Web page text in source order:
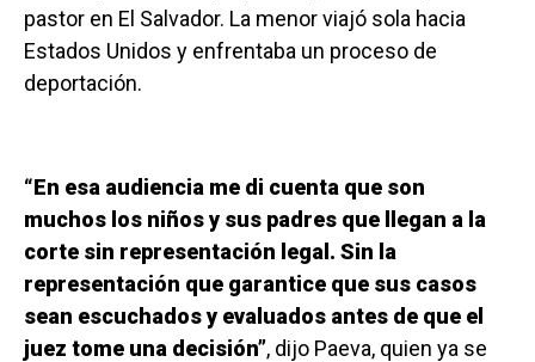
pastor en El Salvador. La menor viajó sola hacia
Estados Unidos y enfrentaba un proceso de
deportación.
“En esa audiencia me di cuenta que son
muchos los niños y sus padres que llegan a la
corte sin representación legal. Sin la
representación que garantice que sus casos
sean escuchados y evaluados antes de que el
juez tome una decisión”, dijo Paeva, quien ya se